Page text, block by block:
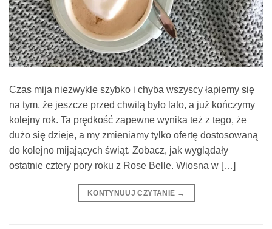
Czas mija niezwykle szybko i chyba wszyscy łapiemy się
na tym, że jeszcze przed chwilą było lato, a już kończymy
kolejny rok. Ta prędkość zapewne wynika też z tego, że
dużo się dzieje, a my zmieniamy tylko ofertę dostosowaną
do kolejno mijających świąt. Zobacz, jak wyglądały
ostatnie cztery pory roku z Rose Belle. Wiosna w […]
KONTYNUUJ CZYTANIE →